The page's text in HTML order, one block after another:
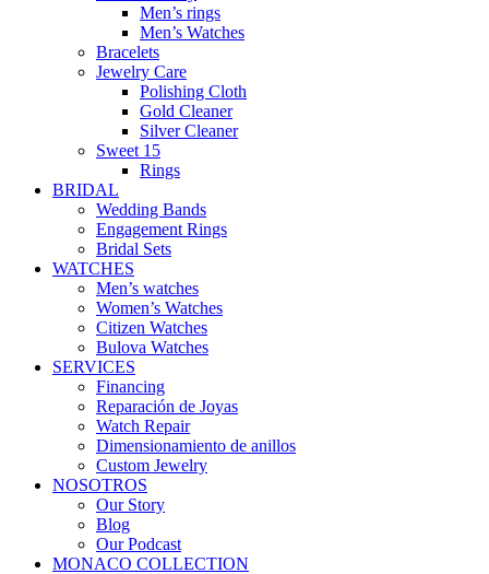
Men’s rings
Men’s Watches
Bracelets
Jewelry Care
Polishing Cloth
Gold Cleaner
Silver Cleaner
Sweet 15
Rings
BRIDAL
Wedding Bands
Engagement Rings
Bridal Sets
WATCHES
Men’s watches
Women’s Watches
Citizen Watches
Bulova Watches
SERVICES
Financing
Reparación de Joyas
Watch Repair
Dimensionamiento de anillos
Custom Jewelry
NOSOTROS
Our Story
Blog
Our Podcast
MONACO COLLECTION